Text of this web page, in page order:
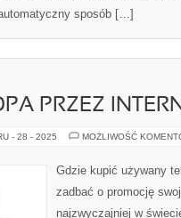
sposób […]
PRZEZ
- 28 - 2025 MOŻLIWOŚĆ
Gdzie kupić używany
zadbać o promocję
najzwyczajniej w